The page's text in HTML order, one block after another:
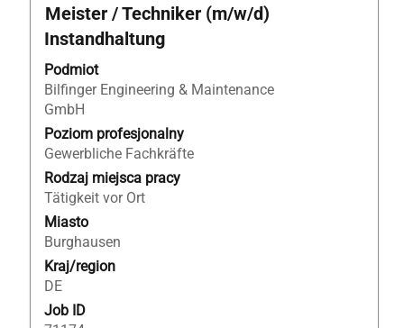
Tytuł
Meister / Techniker (m/w/d)
Instandhaltung
Podmiot
Bilfinger Engineering & Maintenance
GmbH
Poziom profesjonalny
Gewerbliche Fachkräfte
Rodzaj miejsca pracy
Tätigkeit vor Ort
Miasto
Burghausen
Kraj/region
DE
Job ID
Zaznacz
za
pomocą
spacji,
aby
wyświetlić
pełną
treść
danych
oferty
pracy.